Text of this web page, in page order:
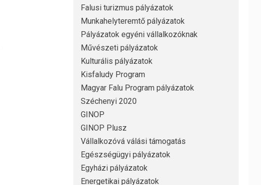
Falusi turizmus pályázatok
Munkahelyteremtő pályázatok
Pályázatok egyéni vállalkozóknak
Művészeti pályázatok
Kulturális pályázatok
Kisfaludy Program
Magyar Falu Program pályázatok
Széchenyi 2020
GINOP
GINOP Plusz
Vállalkozóvá válási támogatás
Egészségügyi pályázatok
Egyházi pályázatok
Energetikai pályázatok